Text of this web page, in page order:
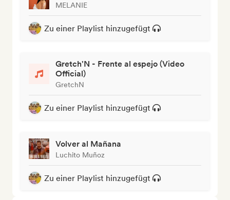
MELANIE
Zu einer Playlist hinzugefügt
Gretch'N - Frente al espejo (Video
Official)
GretchN
Zu einer Playlist hinzugefügt
Volver al Mañana
Luchito Muñoz
Zu einer Playlist hinzugefügt